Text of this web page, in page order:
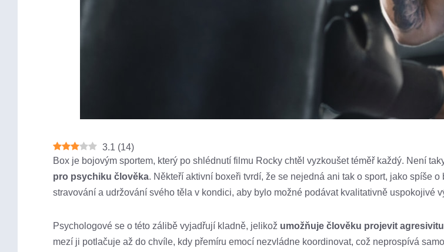
3.1 (14)
Box je bojovým sportem, který po shlédnutí filmu Rocky chtěl vyzkoušet téměř každý. Není
pro psychiku člověka. Někteří aktivní boxeři tvrdí, že se nejedná ani tak o sport, jako spíše
stravování a udržování svého těla v kondici, aby bylo možné podávat kvalitativně uspokojivé
Psychologové se o této zálibě vyjadřují kladně, jelikož umožňuje člověku projevit agresivitu
mezí ji potlačuje až do chvíle, kdy přemíru emocí nezvládne koordinovat, což neprospívá